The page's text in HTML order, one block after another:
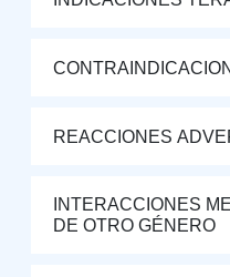
REACCIONES
INTERACCIONES
DE OTRO GÉNERO